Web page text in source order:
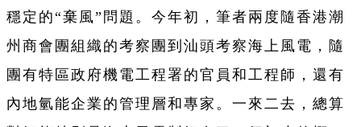
穩定的“棄風”問題。今年初，筆者兩度隨香港潮
州商會團組織的考察團到汕頭考察海上風電，隨
團有特區政府機電工程署的官員和工程師，還有
內地氫能企業的管理層和專家。一來二去，總算